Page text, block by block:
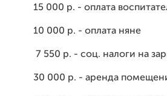
15 000 р. - оплата
10 000 р. - оплата няне
7 550 р. - соц. налоги на
30 000 р. - аренда